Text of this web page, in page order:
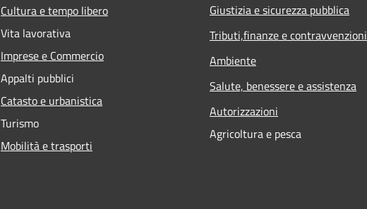
Cultura e tempo libero
Vita lavorativa
Imprese e Commercio
Appalti pubblici
Catasto e urbanistica
Turismo
Mobilità e trasporti
Giustizia e sicurezza pubblica
Tributi,finanze e contravvenzioni
Ambiente
Salute, benessere e assistenza
Autorizzazioni
Agricoltura e pesca